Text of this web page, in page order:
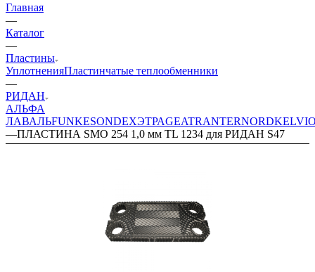
Главная
—
Каталог
—
Пластины
УплотненияПластинчатые теплообменники
—
РИДАН
АЛЬФА
ЛАВАЛЬFUNKESONDEXЭТРАGEATRANTERNORD
—ПЛАСТИНА SMO 254 1,0 мм TL 1234 для РИДАН S47